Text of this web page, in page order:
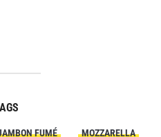
FUMÉ
MOZZARELLA